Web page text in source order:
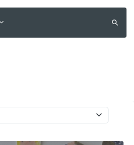
Search
courses
Course categories